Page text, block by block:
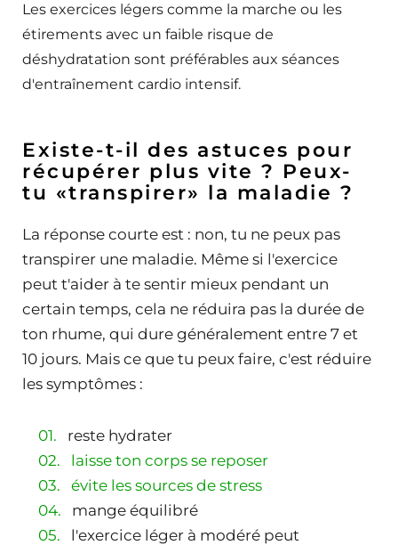
Les exercices légers comme la marche ou les
étirements avec un faible risque de
déshydratation sont préférables aux séances
d'entraînement cardio intensif.
Existe-t-il des astuces pour
récupérer plus vite ? Peux-
tu «transpirer» la maladie ?
La réponse courte est : non, tu ne peux pas
transpirer une maladie. Même si l'exercice
peut t'aider à te sentir mieux pendant un
certain temps, cela ne réduira pas la durée de
ton rhume, qui dure généralement entre 7 et
10 jours. Mais ce que tu peux faire, c'est réduire
les symptômes :
reste hydrater
laisse ton corps se reposer
évite les sources de stress
mange équilibré
l'exercice léger à modéré peut